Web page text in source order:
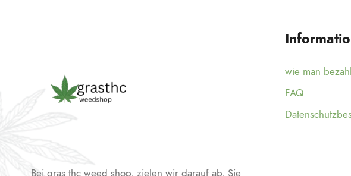
Bei gras thc weed shop, zielen wir darauf ab, Sie
wie man
FAQ